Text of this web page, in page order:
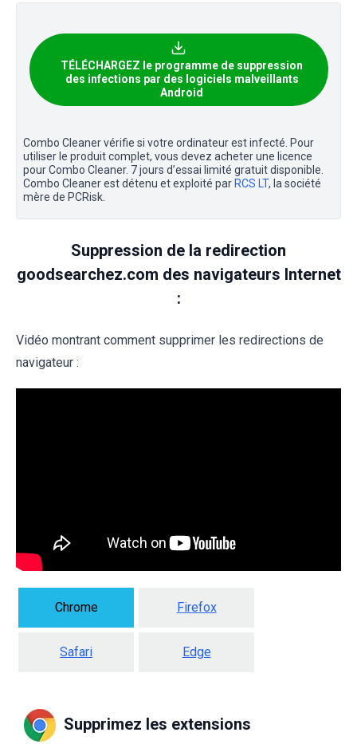
TÉLÉCHARGEZ le programme de suppression
des infections par des logiciels malveillants
Android
Combo Cleaner vérifie si votre ordinateur est infecté. Pour
utiliser le produit complet, vous devez acheter une licence
pour Combo Cleaner. 7 jours d’essai limité gratuit disponible.
Combo Cleaner est détenu et exploité parRCS LT, la société
mère de PCRisk.
Suppression de la redirection
goodsearchez.com des navigateurs Internet
:
Vidéo montrant comment supprimer les redirections de
navigateur :
Chrome Firefox
Safari Edge
Supprimez les extensions